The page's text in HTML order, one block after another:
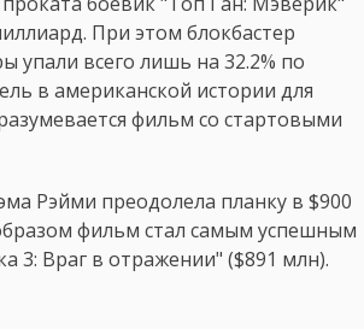
При этом блокбастер
упали всего лишь на 32.2% по
в американской истории для
фильм со стартовыми
Рэйми преодолела планку в $900
фильм стал самым успешным
3: Враг в отражении" ($891 млн).